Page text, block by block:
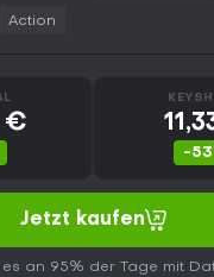
Action
€
-
Jetzt kaufen
es an 95% der Tage mit